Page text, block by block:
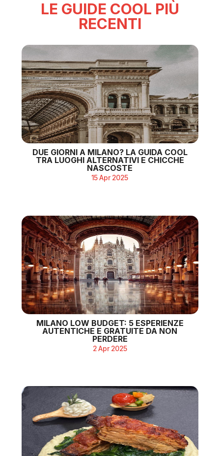
LE GUIDE COOL PIÙ
RECENTI
DUE GIORNI A MILANO? LA GUIDA COOL
TRA LUOGHI ALTERNATIVI E CHICCHE
NASCOSTE
15 Apr 2025
MILANO LOW BUDGET: 5 ESPERIENZE
AUTENTICHE E GRATUITE DA NON
PERDERE
2 Apr 2025